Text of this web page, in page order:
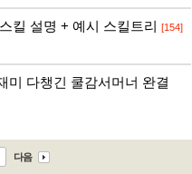
킬 설명 + 예시 스킬트리 [154]
미 다챙긴 쿨감서머너 완결
다음